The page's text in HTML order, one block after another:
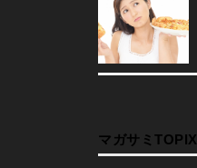
マガサミTOPIX